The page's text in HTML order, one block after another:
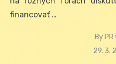
financovať …
By PR
Posted
29. 3.